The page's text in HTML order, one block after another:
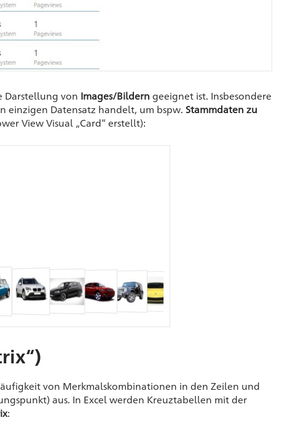
Darstellung von Images/Bildern geeignet ist. Insbesondere
einzigen Datensatz handelt, um bspw. Stammdaten zu
View Visual „Card“ erstellt):
von Merkmalskombinationen in den Zeilen und
aus. In Excel werden Kreuztabellen mit der
: